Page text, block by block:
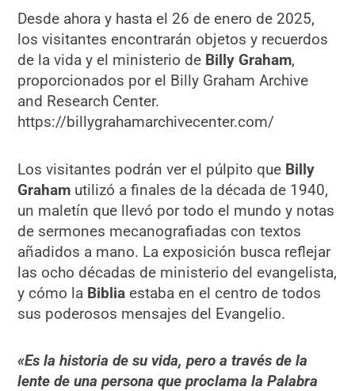
Desde ahora y hasta el 26 de enero de 2025,
los visitantes encontrarán objetos y recuerdos
de la vida y el ministerio de Billy Graham,
proporcionados por el Billy Graham Archive
and Research Center.
https://billygrahamarchivecenter.com/
Los visitantes podrán ver el púlpito que Billy
Graham utilizó a finales de la década de 1940,
un maletín que llevó por todo el mundo y notas
de sermones mecanografiadas con textos
añadidos a mano. La exposición busca reflejar
las ocho décadas de ministerio del evangelista,
y cómo la Biblia estaba en el centro de todos
sus poderosos mensajes del Evangelio.
«Es la historia de su vida, pero a través de la
lente de una persona que proclama la Palabra